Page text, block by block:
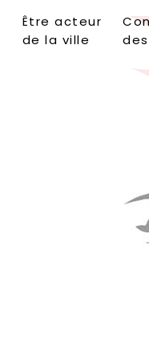
Être acteur
de la ville